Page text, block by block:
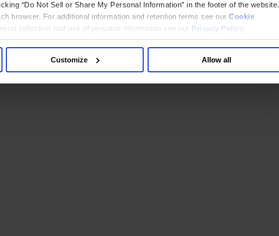
“Do Not Sell or Share My Personal Information” in the footer of the website.
browser. For additional information and retention terms see our Cookie
collection and use of personal information see our Privacy Policy
Customize Allow all